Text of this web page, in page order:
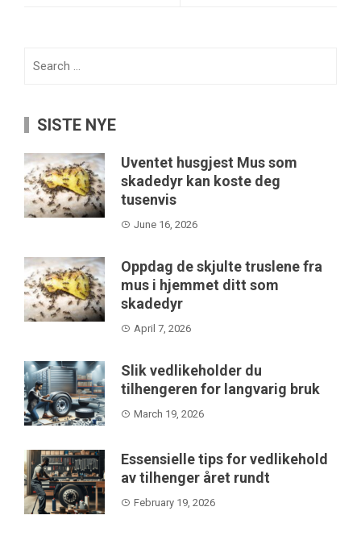
SISTE NYE
Uventet husgjest Mus som
skadedyr kan koste deg
tusenvis
June 16, 2026
Oppdag de skjulte truslene fra
mus i hjemmet ditt som
skadedyr
April 7, 2026
Slik vedlikeholder du
tilhengeren for langvarig bruk
March 19, 2026
Essensielle tips for vedlikehold
av tilhenger året rundt
February 19, 2026